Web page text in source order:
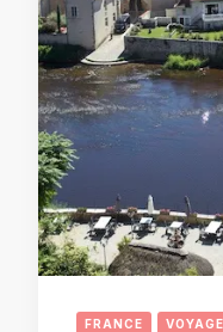
FRANCE VOYAGE